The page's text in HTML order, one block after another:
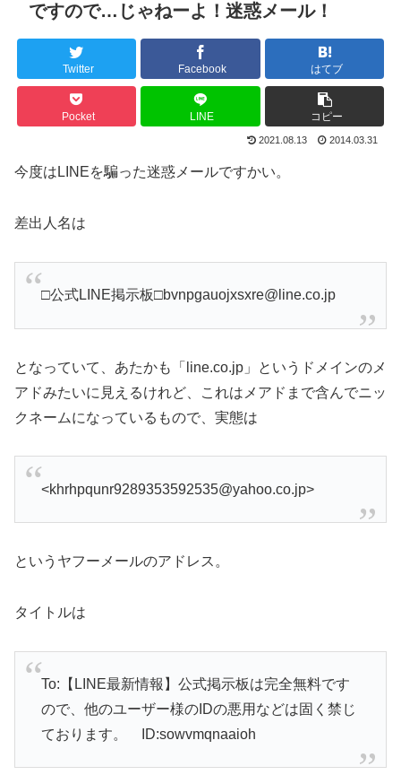
ですので…じゃねーよ！迷惑メール！
Twitter Facebook はてブ
Pocket LINE コピー
2021.08.13 2014.03.31
今度はLINEを騙った迷惑メールですかい。
差出人名は
□公式LINE掲示板□bvnpgauojxsxre@line.co.jp
となっていて、あたかも「line.co.jp」というドメインのメ
アドみたいに見えるけれど、これはメアドまで含んでニッ
クネームになっているもので、実態は
<khrhpqunr9289353592535@yahoo.co.jp>
というヤフーメールのアドレス。
タイトルは
To:【LINE最新情報】公式掲示板は完全無料です
ので、他のユーザー様のIDの悪用などは固く禁じ
ております。 ID:sowvmqnaaioh